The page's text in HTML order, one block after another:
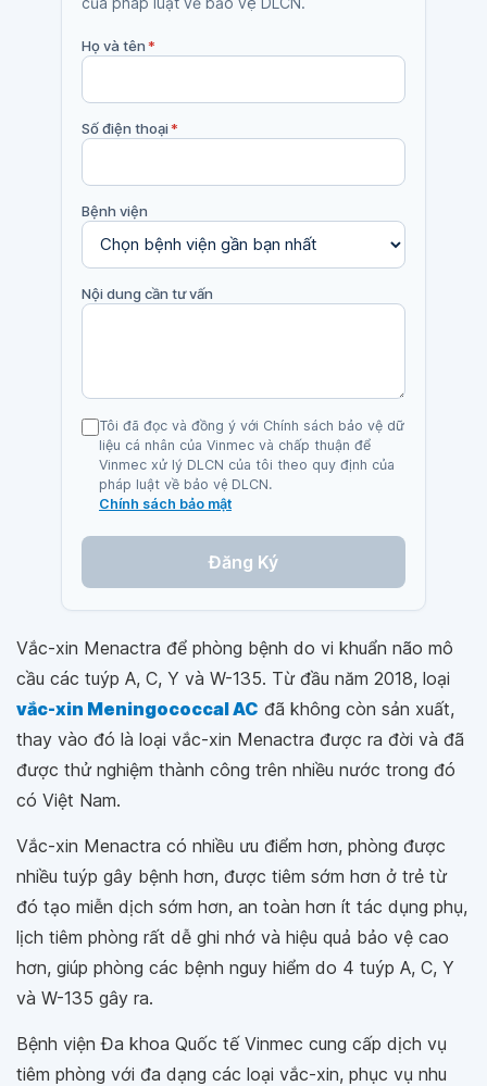
Họ và tên*
Số điện thoại*
Bệnh viện
Nội dung cần tư vấn
Tôi đã đọc và đồng ý với Chính sách bảo vệ dữ
liệu cá nhân của Vinmec và chấp thuận để
Vinmec xử lý DLCN của tôi theo quy định của
pháp luật về bảo vệ DLCN.
Chính sách bảo mật
Đăng Ký
Vắc-xin Menactra để phòng bệnh do vi khuẩn não mô
cầu các tuýp A, C, Y và W-135. Từ đầu năm 2018, loại
vắc-xin Meningococcal AC đã không còn sản xuất,
thay vào đó là loại vắc-xin Menactra được ra đời và đã
được thử nghiệm thành công trên nhiều nước trong đó
có Việt Nam.
Vắc-xin Menactra có nhiều ưu điểm hơn, phòng được
nhiều tuýp gây bệnh hơn, được tiêm sớm hơn ở trẻ từ
đó tạo miễn dịch sớm hơn, an toàn hơn ít tác dụng phụ,
lịch tiêm phòng rất dễ ghi nhớ và hiệu quả bảo vệ cao
hơn, giúp phòng các bệnh nguy hiểm do 4 tuýp A, C, Y
và W-135 gây ra.
Bệnh viện Đa khoa Quốc tế Vinmec cung cấp dịch vụ
tiêm phòng với đa dạng các loại vắc-xin, phục vụ nhu